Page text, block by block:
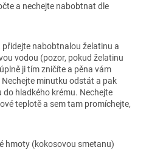
a nechejte nabobtnat dle
přidejte nabobtnalou želatinu a
vodou (pozor, pokud želatinu
ji tím zničíte a pěna vám
minutku odstát a pak
hladkého krému. Nechejte
teplotě a sem tam promíchejte,
hmoty (kokosovou smetanu)